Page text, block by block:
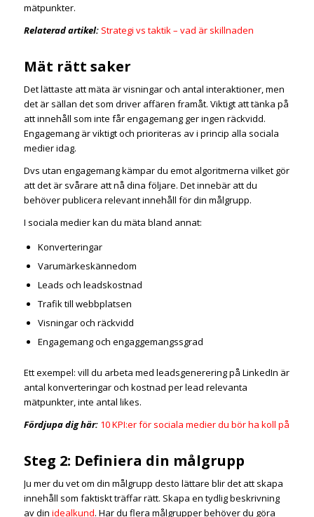
mätpunkter.
Relaterad artikel: Strategi vs taktik – vad är skillnaden
Mät rätt saker
Det lättaste att mäta är visningar och antal interaktioner, men
det är sällan det som driver affären framåt. Viktigt att tänka på
att innehåll som inte får engagemang ger ingen räckvidd.
Engagemang är viktigt och prioriteras av i princip alla sociala
medier idag.
Dvs utan engagemang kämpar du emot algoritmerna vilket gör
att det är svårare att nå dina följare. Det innebär att du
behöver publicera relevant innehåll för din målgrupp.
I sociala medier kan du mäta bland annat:
Konverteringar
Varumärkeskännedom
Leads och leadskostnad
Trafik till webbplatsen
Visningar och räckvidd
Engagemang och engaggemangssgrad
Ett exempel: vill du arbeta med leadsgenerering på LinkedIn är
antal konverteringar och kostnad per lead relevanta
mätpunkter, inte antal likes.
Fördjupa dig här: 10 KPI:er för sociala medier du bör ha koll på
Steg 2: Definiera din målgrupp
Ju mer du vet om din målgrupp desto lättare blir det att skapa
innehåll som faktiskt träffar rätt. Skapa en tydlig beskrivning
av din idealkund. Har du flera målgrupper behöver du göra